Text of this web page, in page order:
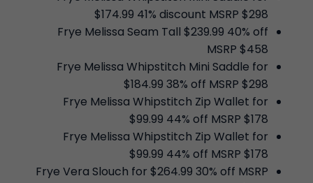
$174.99 41% discount MSRP $298
Frye Melissa Seam Tall $239.99 40% off
MSRP $458
Frye Melissa Whipstitch Mini Saddle for
$184.99 38% off MSRP $298
Frye Melissa Whipstitch Zip Wallet for
$99.99 44% off MSRP $178
Frye Melissa Whipstitch Zip Wallet for
$99.99 44% off MSRP $178
Frye Vera Slouch for $264.99 30% off MSRP